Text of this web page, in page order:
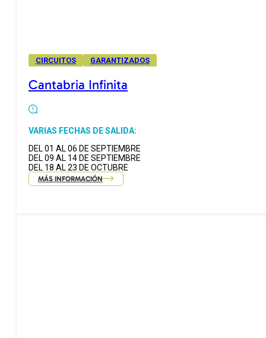
CIRCUITOS GARANTIZADOS
Cantabria Infinita
VARIAS FECHAS DE SALIDA:
DEL 01 AL 06 DE SEPTIEMBRE
DEL 09 AL 14 DE SEPTIEMBRE
DEL 18 AL 23 DE OCTUBRE
MÁS INFORMACIÓN